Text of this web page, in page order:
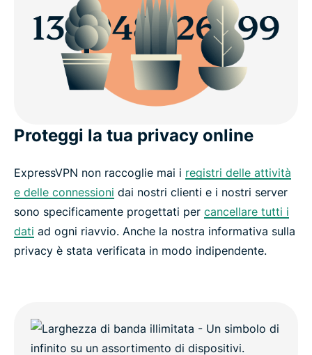
Proteggi la tua privacy online
ExpressVPN non raccoglie mai i registri delle attività
e delle connessioni dai nostri clienti e i nostri server
sono specificamente progettati per cancellare tutti i
dati ad ogni riavvio. Anche la nostra informativa sulla
privacy è stata verificata in modo indipendente.